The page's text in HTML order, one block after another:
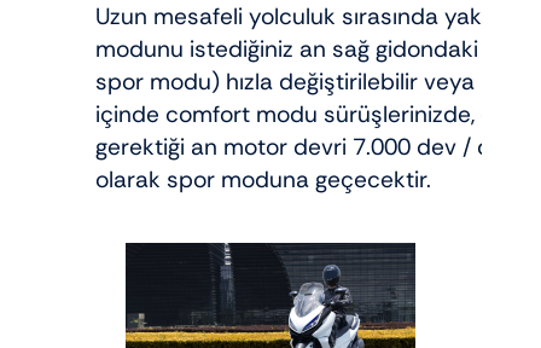
Uzun mesafeli yolculuk sırasında yakıt
modunu istediğiniz an sağ gidondaki
spor modu) hızla değiştirilebilir veya
içinde comfort modu sürüşlerinizde,
gerektiği an motor devri 7.000 dev /
olarak spor moduna geçecektir.